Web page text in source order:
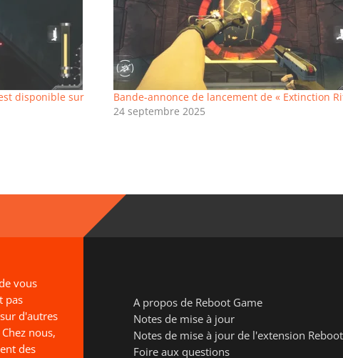
disponible sur
Bande-annonce de lancement de « Extinction
24 septembre 2025
vous
pas
d'autres
nous,
des
A propos de Reboot Game
Notes de mise à jour
Notes de mise à jour de l'extension
Foire aux questions